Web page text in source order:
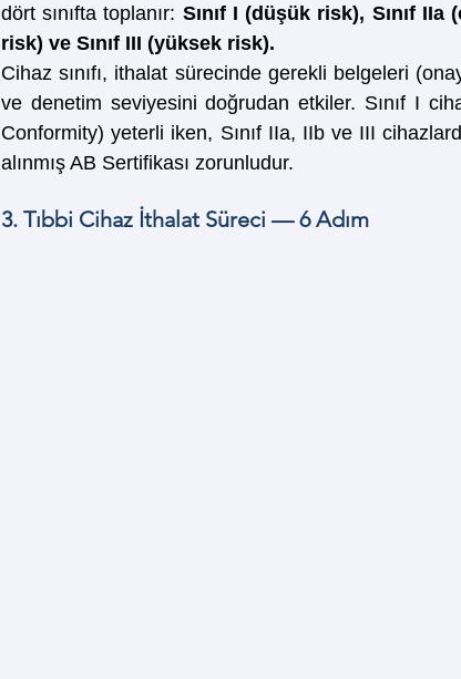
dört sınıfta toplanır: Sınıf I (düşük risk), Sınıf
risk) ve Sınıf III (yüksek risk).
Cihaz sınıfı, ithalat sürecinde gerekli belgeleri
ve denetim seviyesini doğrudan etkiler. Sınıf I
Conformity) yeterli iken, Sınıf IIa, IIb ve III
alınmış AB Sertifikası zorunludur.
3. Tıbbi Cihaz İthalat Süreci — 6 Adım